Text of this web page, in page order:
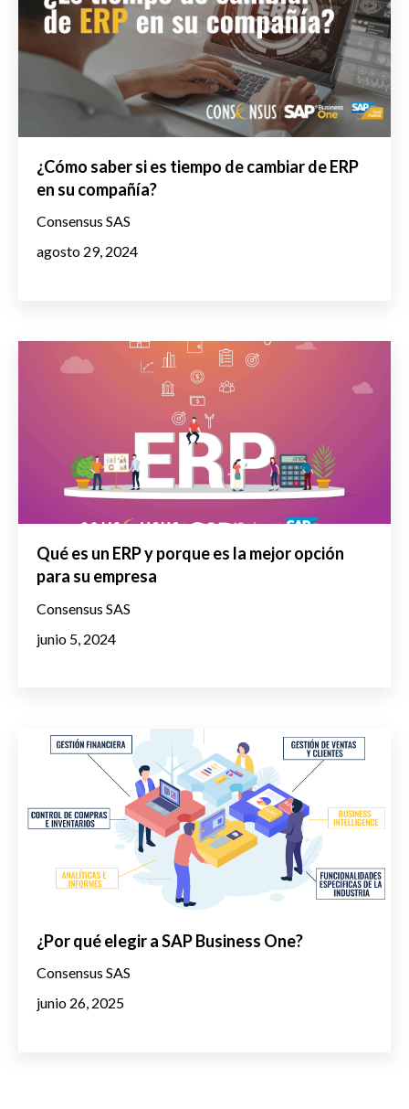
¿Cómo saber si es tiempo de cambiar de ERP
en su compañía?
Consensus SAS
agosto 29, 2024
Qué es un ERP y porque es la mejor opción
para su empresa
Consensus SAS
junio 5, 2024
¿Por qué elegir a SAP Business One?
Consensus SAS
junio 26, 2025